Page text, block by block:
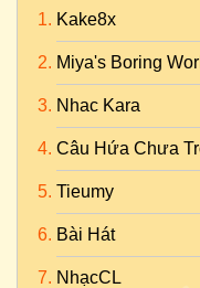
Kake8x
Miya's Boring
Nhac Kara
Câu Hứa Chưa
Tieumy
Bài Hát
NhạcCL